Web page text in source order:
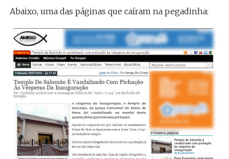
Abaixo, uma das páginas que caíram na pegadinha: